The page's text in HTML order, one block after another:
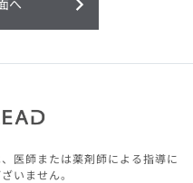
品またはその製品の
師その他医療関係者
やサービスを提供す
本サイトに表示され
医師その他医療関係
へ
医師または薬剤師による指導に
いません。